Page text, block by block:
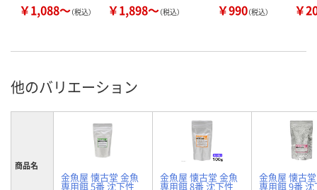
￥1,088～（税込） ￥1,898～（税込） ￥990（税込） ￥
他のバリエーション
商品名
金魚屋 懐古堂 金魚
専用餌 5番 沈下性
金魚屋 懐古堂 金魚
専用餌 8番 沈下性
金魚屋 懐古
専用餌 9番 沈